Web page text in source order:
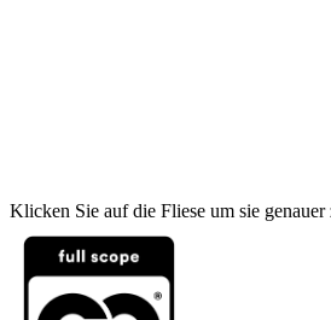
Klicken Sie auf die Fliese um sie genauer